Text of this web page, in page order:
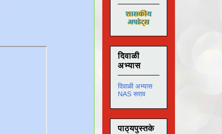
दिवाळी
अभ्यास
दिवाळी अभ्यास
NAS सराव
पाठ्यपुस्तके